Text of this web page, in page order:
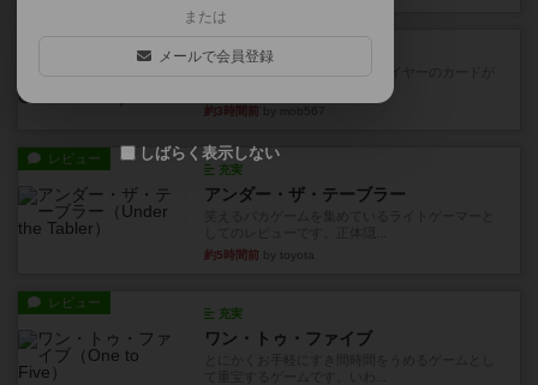
花火：スターマイン
約3時間前
レビュー
充実
アンダー・ザ・テーブラー
約5時間前 by toyota
レビュー
充実
ワン・トゥ・ファイブ
または
メールで会員登録
しばらく表示しない